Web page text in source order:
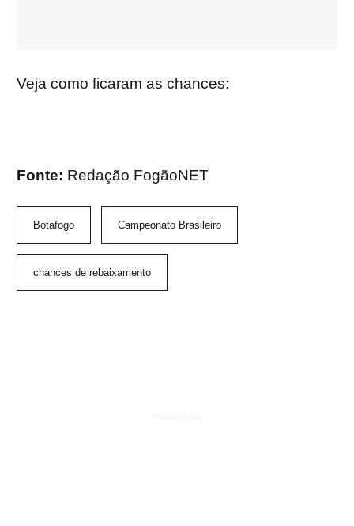
Veja como ficaram as chances:
Fonte: Redação FogãoNET
Botafogo Campeonato Brasileiro
chances de rebaixamento